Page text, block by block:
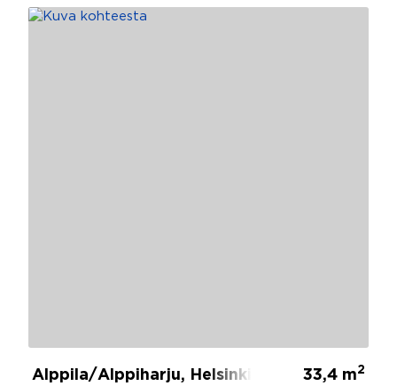
Alppila/Alppiharju, Helsinki 33,4 m2